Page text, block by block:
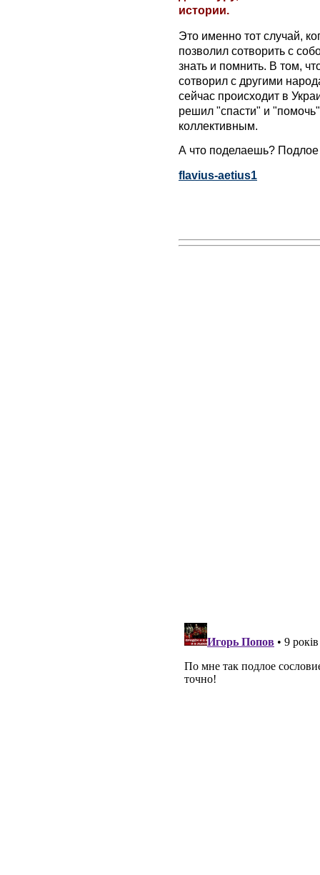
истории.
Это именно тот случай,
позволил сотворить с
знать и помнить. В том,
сотворил с другими
сейчас происходит в
решил "спасти" и
коллективным.
А что поделаешь?
flavius-aetius1